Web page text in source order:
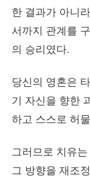
한 결과가 아니
서까지 관계를
의 승리였다.
당신의 영혼은
기 자신을 향한
하고 스스로 허
그러므로 치유
그 방향을 재조